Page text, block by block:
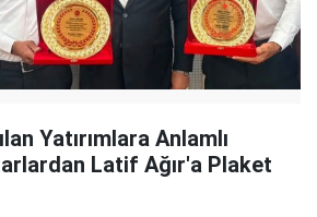
Yatırımlara Anlamlı
Latif Ağır'a Plaket